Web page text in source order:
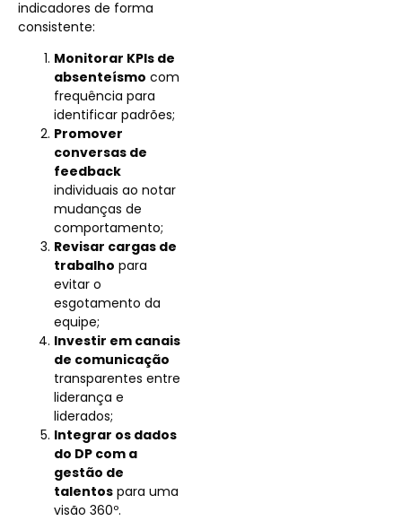
indicadores de forma
consistente:
Monitorar KPIs de
absenteísmo com
frequência para
identificar padrões;
Promover
conversas de
feedback
individuais ao notar
mudanças de
comportamento;
Revisar cargas de
trabalho para
evitar o
esgotamento da
equipe;
Investir em canais
de comunicação
transparentes entre
liderança e
liderados;
Integrar os dados
do DP com a
gestão de
talentos para uma
visão 360º.